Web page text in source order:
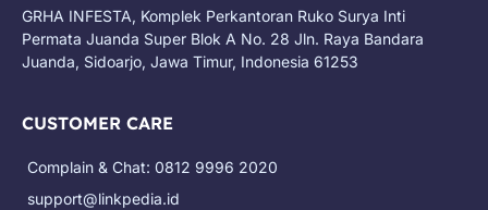
GRHA INFESTA, Komplek Perkantoran Ruko Surya Inti
Permata Juanda Super Blok A No. 28 Jln. Raya Bandara
Juanda, Sidoarjo, Jawa Timur, Indonesia 61253
CUSTOMER CARE
Complain & Chat: 0812 9996 2020
support@linkpedia.id